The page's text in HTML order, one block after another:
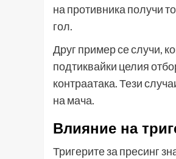
на противника получи
гол.
Друг пример се случи,
подтиквайки целия
контраатака. Тези
на мача.
Влияние на
Тригерите за пресинг